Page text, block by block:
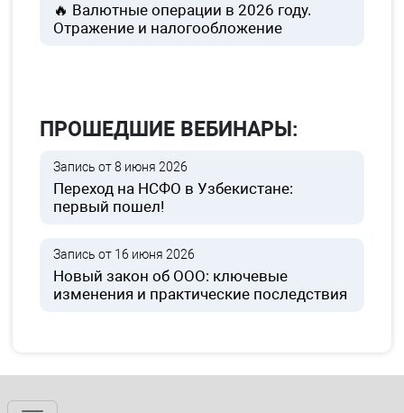
🔥 Валютные операции в 2026 году.
Отражение и налогообложение
ПРОШЕДШИЕ ВЕБИНАРЫ:
Запись от 8 июня 2026
Переход на НСФО в Узбекистане:
первый пошел!
Запись от 16 июня 2026
Новый закон об ООО: ключевые
изменения и практические последствия